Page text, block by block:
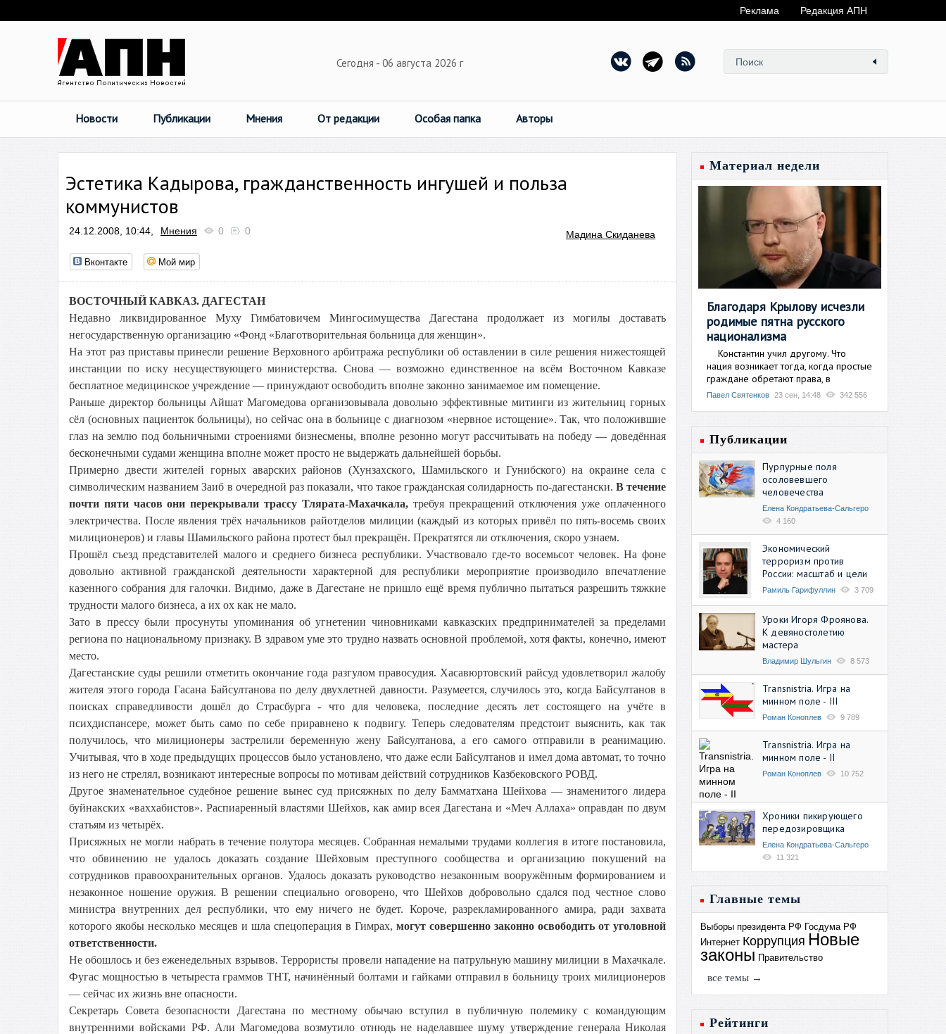
Реклама Редакция АПН
Сегодня - 06 августа 2026 г
Новости Публикации Мнения От редакции Особая папка Авторы
Эстетика Кадырова, гражданственность ингушей и польза
коммунистов
24.12.2008, 10:44, Мнения 0 0 Мадина Скиданева
Вконтакте Мой мир
ВОСТОЧНЫЙ КАВКАЗ. ДАГЕСТАН
Недавно ликвидированное Муху Гимбатовичем Мингосимущества Дагестана продолжает из могилы доставать
негосударственную организацию «Фонд «Благотворительная больница для женщин».
На этот раз приставы принесли решение Верховного арбитража республики об оставлении в силе решения нижестоящей
инстанции по иску несуществующего министерства. Снова — возможно единственное на всём Восточном Кавказе
бесплатное медицинское учреждение — принуждают освободить вполне законно занимаемое им помещение.
Раньше директор больницы Айшат Магомедова организовывала довольно эффективные митинги из жительниц горных
сёл (основных пациенток больницы), но сейчас она в больнице с диагнозом «нервное истощение». Так, что положившие
глаз на землю под больничными строениями бизнесмены, вполне резонно могут рассчитывать на победу — доведённая
бесконечными судами женщина вполне может просто не выдержать дальнейшей борьбы.
Примерно двести жителей горных аварских районов (Хунзахского, Шамильского и Гунибского) на окраине села с
символическим названием Заиб в очередной раз показали, что такое гражданская солидарность по-дагестански. В течение
почти пяти часов они перекрывали трассу Тлярата-Махачкала,требуя прекращений отключения уже оплаченного
электричества. После явления трёх начальников райотделов милиции (каждый из которых привёл по пять-восемь своих
милиционеров) и главы Шамильского района протест был прекращён. Прекратятся ли отключения, скоро узнаем.
Прошёл съезд представителей малого и среднего бизнеса республики. Участвовало где-то восемьсот человек. На фоне
довольно активной гражданской деятельности характерной для республики мероприятие производило впечатление
казенного собрания для галочки. Видимо, даже в Дагестане не пришло ещё время публично пытаться разрешить тяжкие
трудности малого бизнеса, а их ох как не мало.
Зато в прессу были просунуты упоминания об угнетении чиновниками кавказских предпринимателей за пределами
региона по национальному признаку. В здравом уме это трудно назвать основной проблемой, хотя факты, конечно, имеют
место.
Дагестанские суды решили отметить окончание года разгулом правосудия. Хасавюртовский райсуд удовлетворил жалобу
жителя этого города Гасана Байсултанова по делу двухлетней давности. Разумеется, случилось это, когда Байсултанов в
поисках справедливости дошёл до Страсбурга - что для человека, последние десять лет состоящего на учёте в
психдиспансере, может быть само по себе приравнено к подвигу. Теперь следователям предстоит выяснить, как так
получилось, что милиционеры застрелили беременную жену Байсултанова, а его самого отправили в реанимацию.
Учитывая, что в ходе предыдущих процессов было установлено, что даже если Байсултанов и имел дома автомат, то точно
из него не стрелял, возникают интересные вопросы по мотивам действий сотрудников Казбековского РОВД.
Другое знаменательное судебное решение вынес суд присяжных по делу Бамматхана Шейхова — знаменитого лидера
буйнакских «ваххабистов». Распиаренный властями Шейхов, как амир всея Дагестана и «Меч Аллаха» оправдан по двум
статьям из четырёх.
Присяжных не могли набрать в течение полутора месяцев. Собранная немалыми трудами коллегия в итоге постановила,
что обвинению не удалось доказать создание Шейховым преступного сообщества и организацию покушений на
сотрудников правоохранительных органов. Удалось доказать руководство незаконным вооружённым формированием и
незаконное ношение оружия. В решении специально оговорено, что Шейхов добровольно сдался под честное слово
министра внутренних дел республики, что ему ничего не будет. Короче, разрекламированного амира, ради захвата
которого якобы несколько месяцев и шла спецоперация в Гимрах, могут совершенно законно освободить от уголовной
ответственности.
Не обошлось и без еженедельных взрывов. Террористы провели нападение на патрульную машину милиции в Махачкале.
Фугас мощностью в четыреста граммов ТНТ, начинённый болтами и гайками отправил в больницу троих милиционеров
— сейчас их жизнь вне опасности.
Секретарь Совета безопасности Дагестана по местному обычаю вступил в публичную полемику с командующим
внутренними войсками РФ. Али Магомедова возмутило отнюдь не наделавшее шуму утверждение генерала Николая
Материал недели
Благодаря Крылову исчезли
родимые пятна русского
национализма
Константин учил другому. Что
нация возникает тогда, когда простые
граждане обретают права, в
Павел Святенков 23 сен, 14:48 342 556
Публикации
Пурпурные поля
осоловевшего
человечества
Елена Кондратьева-Сальгеро
4 160
Экономический
терроризм против
России: масштаб и цели
Рамиль Гарифуллин 3 709
Уроки Игоря Фроянова.
К девяностолетию
мастера
Владимир Шульгин 8 573
Transnistria. Игра на
минном поле - III
Роман Коноплев 9 789
Transnistria. Игра на
минном поле - II
Роман Коноплев 10 752
Хроники пикирующего
передозировщика
Елена Кондратьева-Сальгеро
11 321
Главные темы
Выборы президента РФ Госдума РФ
Интернет Коррупция Новые
законы Правительство
все темы →
Рейтинги